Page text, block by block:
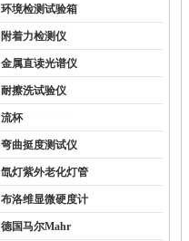
环境检测试验箱
附着力检测仪
金属直读光谱仪
耐擦洗试验仪
流杯
弯曲挺度测试仪
氙灯紫外老化灯管
布洛维显微硬度计
德国马尔Mahr